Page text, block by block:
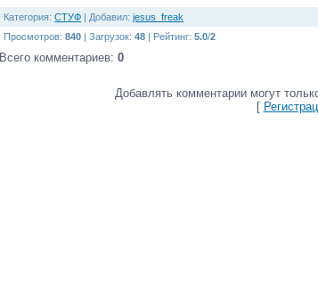
Категория: СТУФ Добавил: jesus_freak
Просмотров: 840 Загрузок: 48 Рейтинг: 5.0/2
Всего комментариев: 0
Добавлять комментарии могут
[